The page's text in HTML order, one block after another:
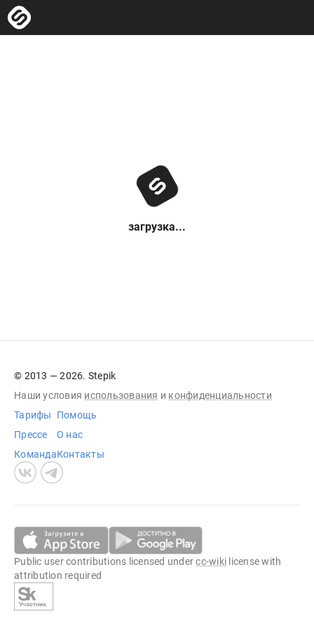
загрузка...
© 2013 — 2026. Stepik
Наши условия использования и конфиденциальности
Тарифы
Прессе
Команда
Помощь
О нас
Контакты
Public user contributions licensed undercc-wiki license with
attribution required